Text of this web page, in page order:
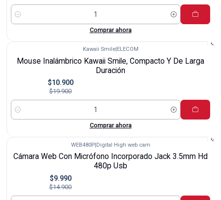
Cantidad
Comprar ahora
Kawaii Smile| ELECOM
Mouse Inalámbrico Kawaii Smile, Compacto Y De Larga
Duración
$10.900
$19.900
Cantidad
Comprar ahora
WEB480P|Digital High web cam
Cámara Web Con Micrófono Incorporado Jack 3.5mm Hd
480p Usb
$9.990
$14.900